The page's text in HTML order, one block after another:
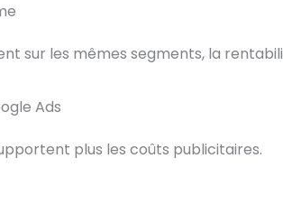
sur les mêmes segments, la
Ads
plus les coûts publicitaires.